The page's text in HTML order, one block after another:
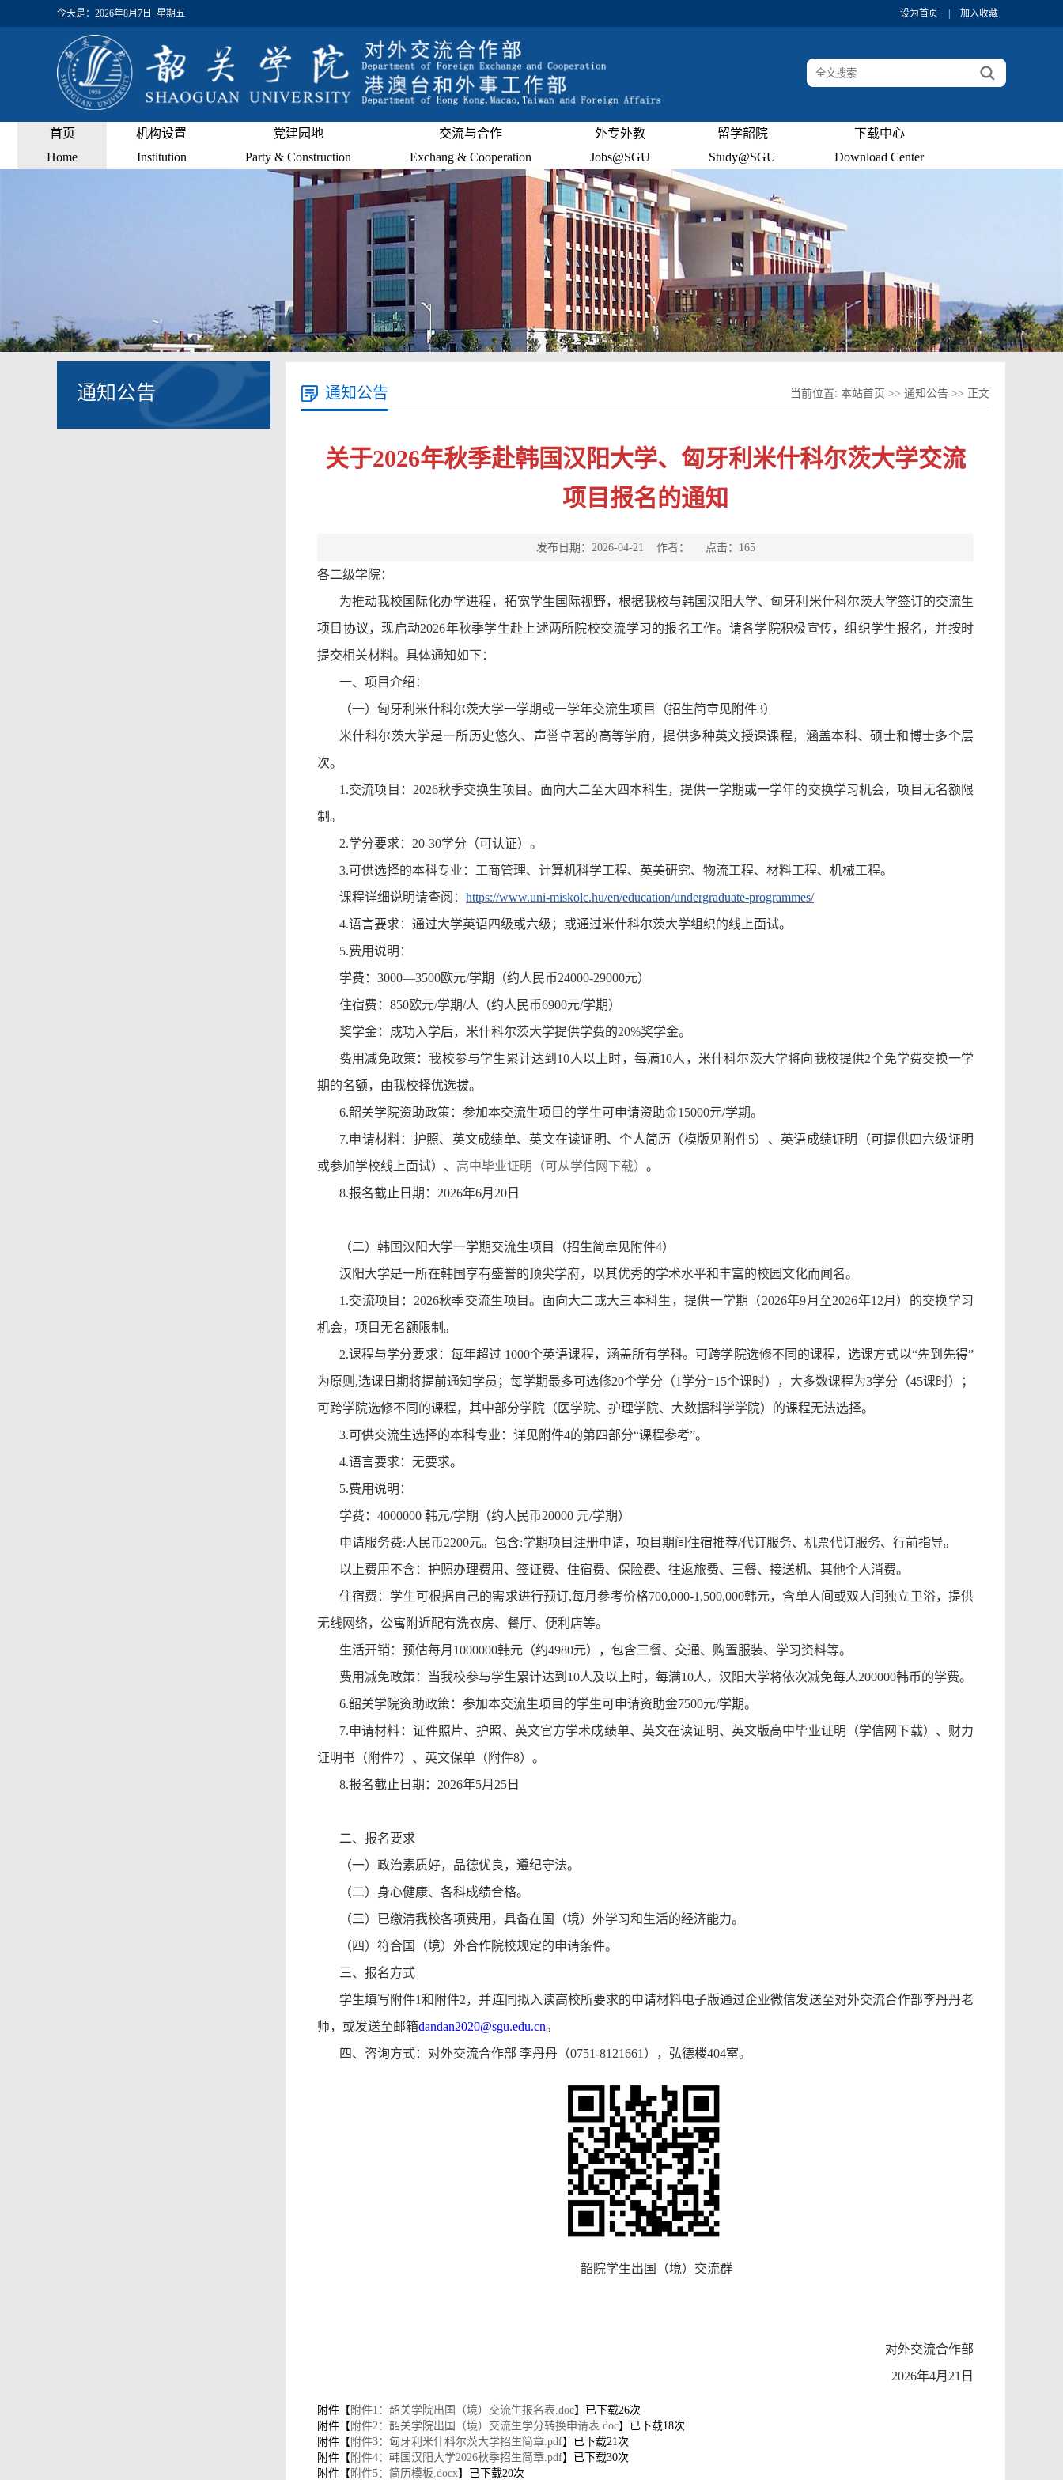
今天是： 2026年8月7日 星期五 设为首页 加入收藏
首页
Home
机构设置
Institution
党建园地
Party & Construction
交流与合作
Exchang & Cooperation
外专外教
Jobs@SGU
留学韶院
Study@SGU
下载中心
Download Center
通知公告 通知公告 当前位置: 本站首页 >> 通知公告 >> 正文
关于2026年秋季赴韩国汉阳大学、匈牙利米什科尔茨大学交流
项目报名的通知
发布日期：2026-04-21 作者： 点击： 165
各二级学院：
为推动我校国际化办学进程，拓宽学生国际视野，根据我校与韩国汉阳大学、匈牙利米什科尔茨大学签订的交流生
项目协议，现启动2026年秋季学生赴上述两所院校交流学习的报名工作。请各学院积极宣传，组织学生报名，并按时
提交相关材料。具体通知如下：
一、项目介绍：
（一）匈牙利米什科尔茨大学一学期或一学年交流生项目（招生简章见附件3）
米什科尔茨大学是一所历史悠久、声誉卓著的高等学府，提供多种英文授课课程，涵盖本科、硕士和博士多个层
次。
1.交流项目：2026秋季交换生项目。面向大二至大四本科生，提供一学期或一学年的交换学习机会，项目无名额限
制。
2.学分要求：20-30学分 （可认证） 。
3.可供选择的本科专业：工商管理、计算机科学工程、英美研究、物流工程、材料工程、机械工程。
课程详细说明请查阅： https://www.uni-miskolc.hu/en/education/undergraduate-programmes/
4.语言要求：通过大学英语四级或六级；或通过米什科尔茨大学组织的线上面试。
5.费用说明：
学费： 3000—3500欧元/学期 （约人民币24000-29000元）
住宿费： 850欧元/学期/人 （约人民币6900元/学期）
奖学金：成功入学后，米什科尔茨大学提供学费的20%奖学金。
费用减免政策：我校参与学生累计达到 10人以上时，每满10人，米什科尔茨大学将向我校提供2个免学费交换一学
期的名额，由我校择优选拔。
6.韶关学院资助政策：参加本交流生项目的学生可申请资助金15000元/学期。
7.申请材料：护照、英文成绩单、英文在读证明、个人简历 （模版见附件5）、英语成绩证明（可提供四六级证明
或参加学校线上面试） 、 高中毕业证明（可从学信网下载） 。
8.报名截止日期：2026年6月 20 日
（二）韩国汉阳大学一学期交流生项目（招生简章见附件4）
汉阳大学是一所在韩国享有盛誉的顶尖学府，以其优秀的学术水平和丰富的校园文化而闻名。
1.交流项目：2026秋季交流生项目。面向大二或大三本科生，提供一学期（2026年9月至2026年12月）的交换学习
机会， 项目无名额限制。
2.课程与学分要求：每年超过 1000个英语课程，涵盖所有学科。可跨学院选修不同的课程，选课方式以“先到先得”
为原则,选课日期将提前通知学员；每学期最多可选修20个学分（1学分=15个课时）， 大多数课程为3学分（45课时）；
可跨学院选修不同的课程， 其中部分学院（医学院、护理学院、大数据科学学院）的课程无法选择。
3.可供交流生选择的本科专业：详见附件4的第四部分“课程参考”。
4.语言要求：无要求。
5.费用说明：
学费： 4000000 韩元/学期（约人民币20000 元/学期）
申请服务费:人民币2200元。包含:学期项目注册申请，项目期间住宿推荐/代订服务、机票代订服务、行前指导。
以上费用不含：护照办理费用、签证费、住宿费、保险费、往返旅费、三餐、接送机、其他个人消费。
住宿费：学生可根据自己的需求进行预订,每月参考价格700,000-1,500,000韩元，含单人间或双人间独立卫浴，提供
无线网络，公寓附近配有洗衣房、餐厅、便利店等。
生活开销：预估每月 1000000韩元（约4980元），包含三餐、交通、购置服装、学习资料等。
费用减免政策：当我校参与学生累计达到 10人及以上时，每满10人，汉阳大学将依次减免每人200000韩币的学费。
6.韶关学院资助政策：参加本交流生项目的学生可申请资助金7500元/学期。
7.申请材料： 证件照片、护照、 英文官方学术成绩单、 英文在读证明、 英文版高中毕业证明（学信网下载）、财力
证明书（附件7）、英文保单（附件8）。
8.报名截止日期：2026年5月 25 日
二、报名要求
（一）政治素质好，品德优良，遵纪守法。
（二）身心健康、 各科成绩合格。
（三）已缴清我校各项费用，具备在国（境）外学习和生活的经济能力。
（四）符合国（境）外合作院校规定的申请条件。
三、报名方式
学生填写附件1和附件2，并连同拟入读高校所要求的申请材料电子版通过企业微信发送至对外交流合作部李丹丹老
师， 或发送至邮箱dandan2020@sgu.edu.cn。
四、咨询方式：对外交流合作部 李丹丹（0751-8121661），弘德楼404室。
韶院学生出国（境）交流群
对外交流合作部
2026年4月 21 日
附件【 附件1：韶关学院出国（境）交流生报名表.doc】已下载26次
附件【 附件2：韶关学院出国（境）交流生学分转换申请表.doc】已下载18次
附件【 附件3：匈牙利米什科尔茨大学招生简章.pdf】已下载21次
附件【 附件4：韩国汉阳大学2026秋季招生简章.pdf】已下载30次
附件【 附件5：简历模板.docx】已下载20次